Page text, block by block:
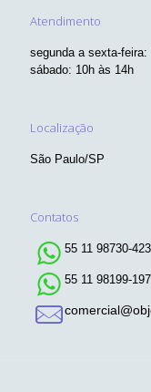
Atendimento
segunda a sexta-feira:
sábado: 10h às 14h
Localização
São Paulo/SP
Contatos
55 11 98730-
55 11 98199-